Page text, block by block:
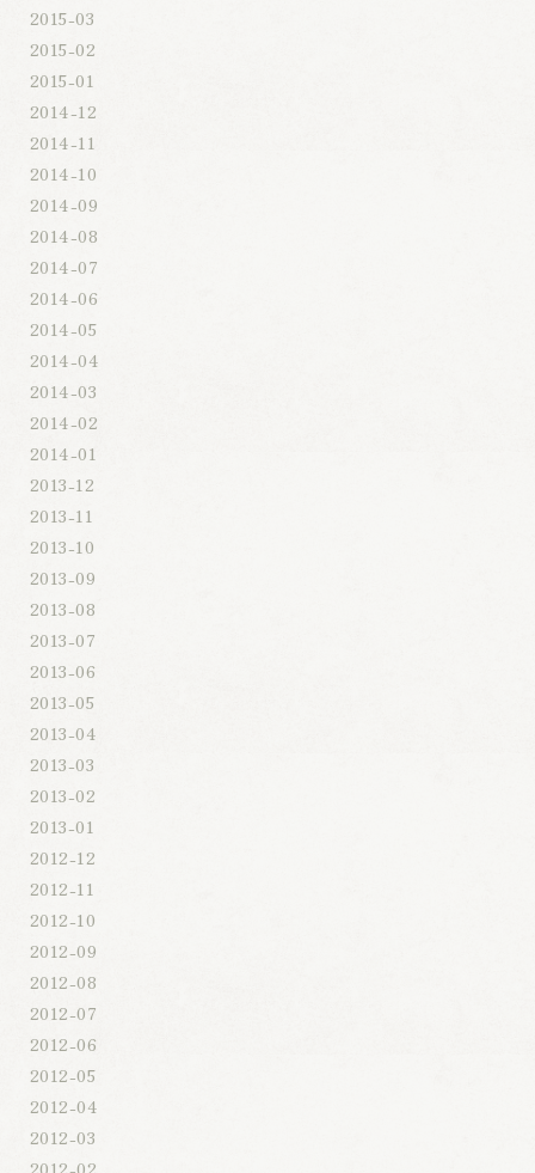
2015-03
2015-02
2015-01
2014-12
2014-11
2014-10
2014-09
2014-08
2014-07
2014-06
2014-05
2014-04
2014-03
2014-02
2014-01
2013-12
2013-11
2013-10
2013-09
2013-08
2013-07
2013-06
2013-05
2013-04
2013-03
2013-02
2013-01
2012-12
2012-11
2012-10
2012-09
2012-08
2012-07
2012-06
2012-05
2012-04
2012-03
2012-02